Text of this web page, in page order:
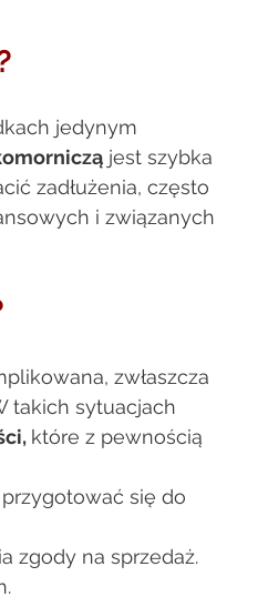
jedynym
jest szybka
zadłużenia, często
i związanych
zwłaszcza
takich sytuacjach
które z pewnością
się do
zgody na sprzedaż.